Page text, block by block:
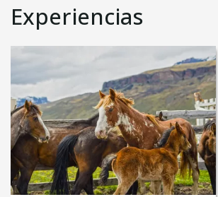
Experiencias